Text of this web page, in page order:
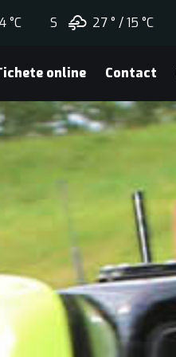
°C S 27 ° 15 °C
online Contact